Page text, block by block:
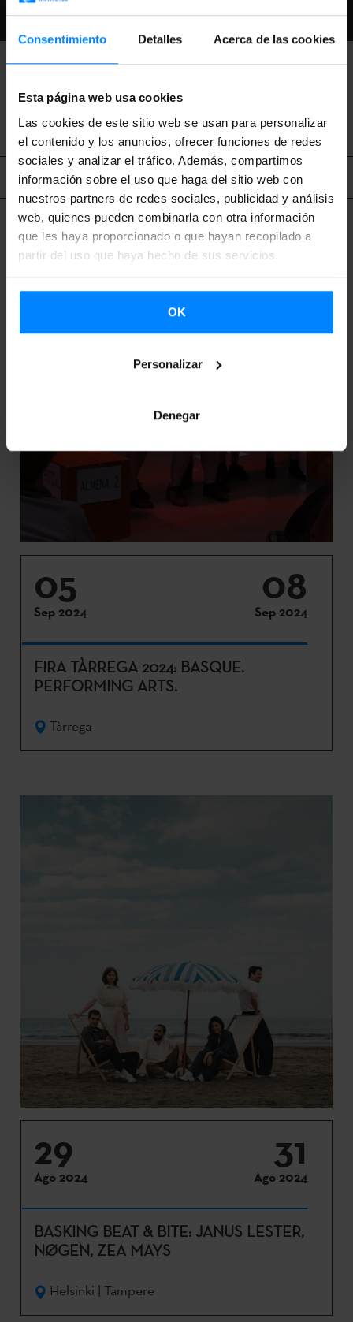
Consentimiento Detalles Acerca de las cookies
Esta página web usa cookies
Las cookies de este sitio web se usan para personalizar
el contenido y los anuncios, ofrecer funciones de redes
sociales y analizar el tráfico. Además, compartimos
información sobre el uso que haga del sitio web con
nuestros partners de redes sociales, publicidad y análisis
web, quienes pueden combinarla con otra información
que les haya proporcionado o que hayan recopilado a
partir del uso que haya hecho de sus servicios.
OK
Personalizar
Denegar
DESCARGAR
VOLVER
Contenido relacionado
05
Sep 2024
08
Sep 2024
FIRA TÀRREGA 2024: BASQUE.
PERFORMING ARTS.
Tàrrega
29
Ago 2024
31
Ago 2024
BASKING BEAT & BITE: JANUS LESTER,
NØGEN, ZEA MAYS
Helsinki | Tampere